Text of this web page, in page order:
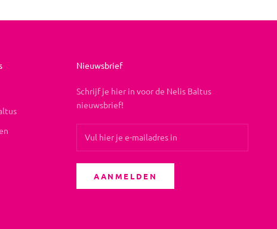
Nieuwsbrief
Schrijf je hier in voor de Nelis Baltus
nieuwsbrief!
AANMELDEN